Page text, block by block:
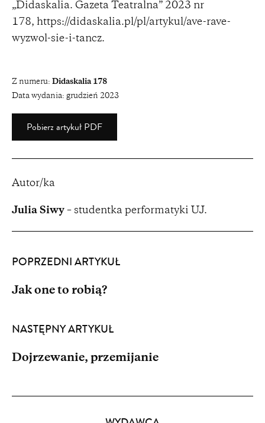
„Didaskalia. Gazeta Teatralna” 2023 nr
178, https://didaskalia.pl/pl/artykul/ave-rave-
wyzwol-sie-i-tancz.
Z numeru: Didaskalia 178
Data wydania: grudzień 2023
Pobierz artykuł PDF
Autor/ka
Julia Siwy – studentka performatyki UJ.
POPRZEDNI ARTYKUŁ
Jak one to robią?
NASTĘPNY ARTYKUŁ
Dojrzewanie, przemijanie